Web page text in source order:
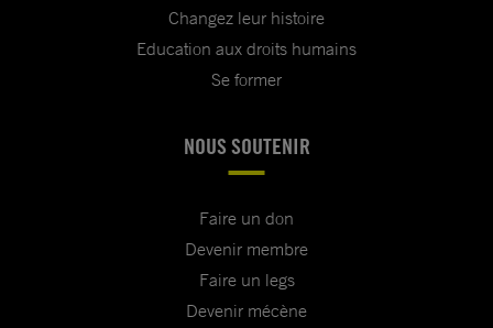
Changez leur histoire
Education aux droits humains
Se former
NOUS SOUTENIR
Faire un don
Devenir membre
Faire un legs
Devenir mécène